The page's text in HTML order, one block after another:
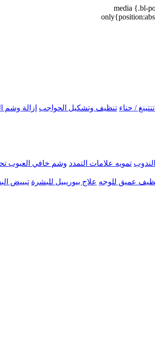
@media
/ حناء تنظيف وتشكيل الحواجب إزالة وشم
تمويه علامات التمدد وشم خافي العيوب
عميق للوجه علاج بيوريبيل للبشرة تبييض